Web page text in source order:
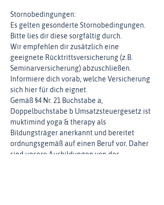
Stornobedingungen:
Es gelten gesonderte Stornobedingungen.
Bitte lies dir diese sorgfältig durch.
Wir empfehlen dir zusätzlich eine
geeignete Rücktrittsversicherung (z.B.
Seminarversicherung) abzuschließen.
Informiere dich vorab, welche Versicherung
sich hier für dich eignet.
Gemäß §4 Nr. 21 Buchstabe a,
Doppelbuchstabe b Umsatzsteuergesetz ist
muktimind yoga & therapy als
Bildungsträger anerkannt und bereitet
ordnungsgemäß auf einen Beruf vor. Daher
sind unsere Ausbildungen von der